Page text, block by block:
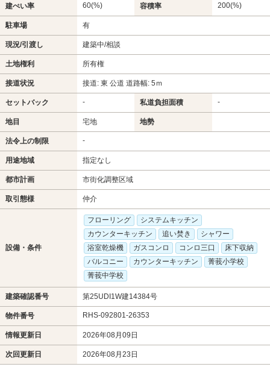
建ぺい率 60(%) 容積率 200(%)
駐車場 有
現況/引渡し 建築中/相談
土地権利 所有権
接道状況 接道: 東 公道 道路幅: 5ｍ
セットバック - 私道負担面積 -
地目 宅地 地勢
法令上の制限 -
用途地域 指定なし
都市計画 市街化調整区域
取引態様 仲介
設備・条件
フローリング
システムキッチン
カウンターキッチン
追い焚き
シャワー
浴室乾燥機
ガスコンロ コンロ三口
床下収納
バルコニー
カウンターキッチン
菁莪小学校
菁莪中学校
建築確認番号 第25UDI1W建14384号
物件番号 RHS-092801-26353
情報更新日 2026年08月09日
次回更新日 2026年08月23日